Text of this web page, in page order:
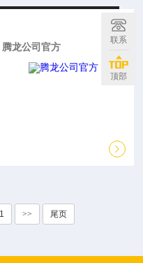
腾龙公司官方
>> 尾页
联系
顶部